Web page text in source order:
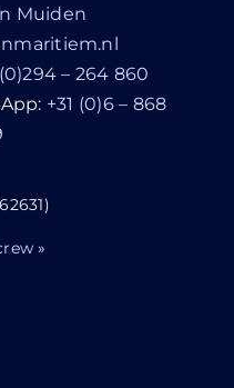
Muiden
(0)294 – 264 860
+31 (0)6 – 868
»